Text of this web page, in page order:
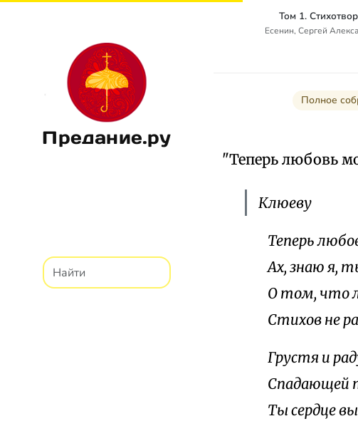
Предание.ру
Том 1.
Есенин, Сергей
Полное
"Теперь любовь
Клюеву
Теперь
Ах, знаю я,
О том, что
Стихов не
Грустя и
Спадающей
Ты сердце